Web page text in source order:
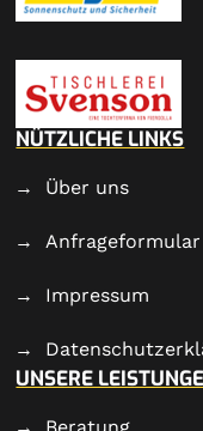
NÜTZLICHE LINKS
Über uns
Anfrageformular
Impressum
UNSERE